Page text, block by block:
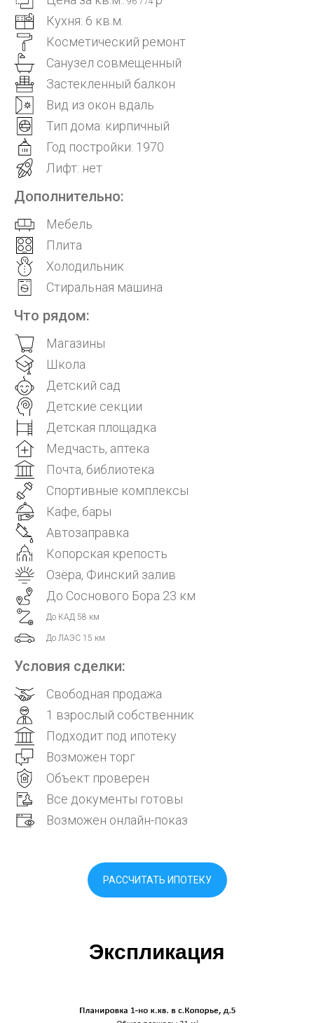
Кухня: 6 кв.м.
Косметический ремонт
Санузел совмещенный
Застекленный балкон
Вид из окон вдаль
Тип дома: кирпичный
Год постройки: 1970
Лифт: нет
Дополнительно:
Мебель
Плита
Холодильник
Стиральная машина
Что рядом:
Магазины
Школа
Детский сад
Детские секции
Детская площадка
Медчасть, аптека
Почта, библиотека
Спортивные комплексы
Кафе, бары
Автозаправка
Копорская крепость
Озёра, Финский залив
До Соснового Бора 23 км
До КАД 58 км
До ЛАЭС 15 км
Условия сделки:
Свободная продажа
1 взрослый собственник
Подходит под ипотеку
Возможен торг
Объект проверен
Все документы готовы
Возможен онлайн-показ
РАССЧИТАТЬ ИПОТЕКУ
Экспликация